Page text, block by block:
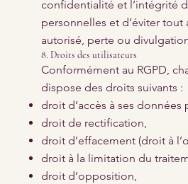
confidentialité et l’intégrité
personnelles et d’éviter tout
autorisé, perte ou
8. Droits des utilisateurs
Conformément au RGPD,
dispose des droits suivants :
droit d’accès à ses données
droit de rectification,
droit d’effacement (droit à
droit à la limitation du
droit d’opposition,